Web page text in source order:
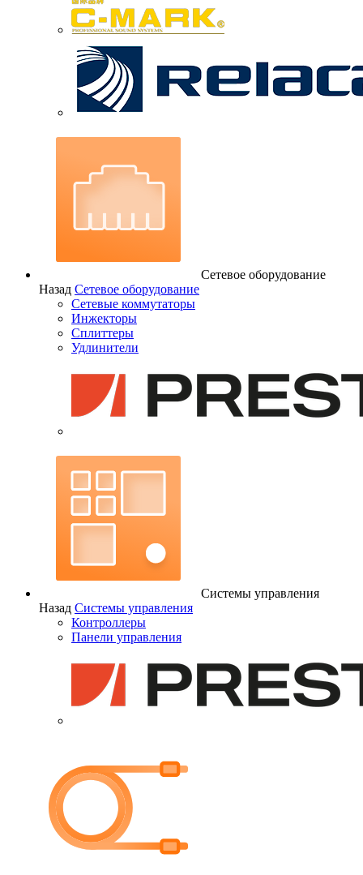
Сетевое оборудование
Назад Сетевое оборудование
Сетевые коммутаторы
Инжекторы
Сплиттеры
Удлинители
Системы управления
Назад Системы управления
Контроллеры
Панели управления